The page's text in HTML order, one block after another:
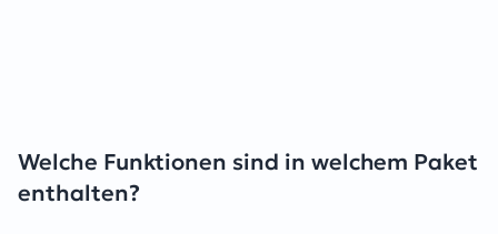
Welche Funktionen sind in welchem Paket
enthalten?